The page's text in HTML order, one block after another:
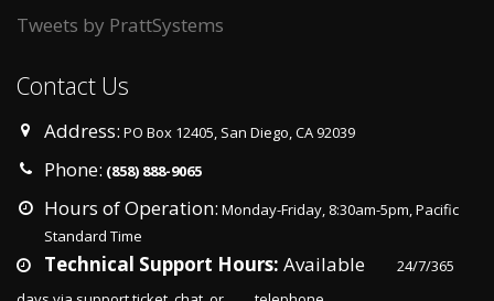
Tweets by PrattSystems
Contact Us
Address: PO Box 12405, San Diego, CA 92039
Phone: (858) 888-9065
Hours of Operation: Monday-Friday, 8:30am-5pm, Pacific
Standard Time
Technical Support Hours: Available
24/7/365